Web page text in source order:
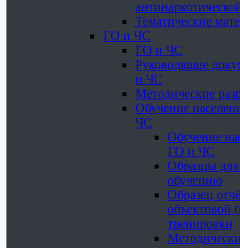
Тематические
ГО и ЧС
ГО и ЧС
Руководящие
и ЧС
Методические
Обучение
ЧС
Обучение
ГО и ЧС
Образцы
обучению
Образец
объектовой
тренировки